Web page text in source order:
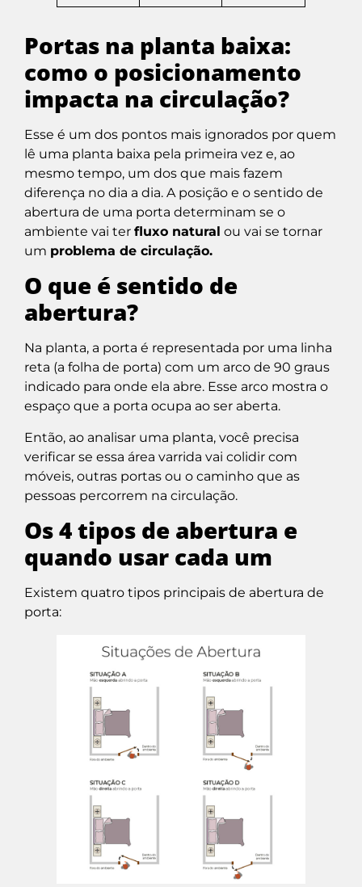
Portas na planta baixa:
como o posicionamento
impacta na circulação?
Esse é um dos pontos mais ignorados por quem
lê uma planta baixa pela primeira vez e, ao
mesmo tempo, um dos que mais fazem
diferença no dia a dia. A posição e o sentido de
abertura de uma porta determinam se o
ambiente vai ter fluxo natural ou vai se tornar
um problema de circulação.
O que é sentido de
abertura?
Na planta, a porta é representada por uma linha
reta (a folha de porta) com um arco de 90 graus
indicado para onde ela abre. Esse arco mostra o
espaço que a porta ocupa ao ser aberta.
Então, ao analisar uma planta, você precisa
verificar se essa área varrida vai colidir com
móveis, outras portas ou o caminho que as
pessoas percorrem na circulação.
Os 4 tipos de abertura e
quando usar cada um
Existem quatro tipos principais de abertura de
porta: